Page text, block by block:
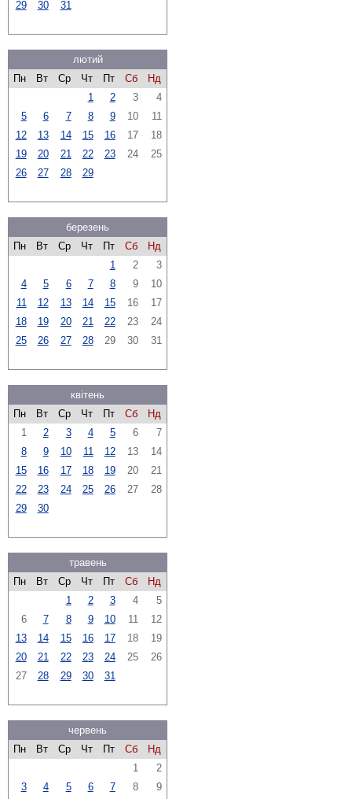
29
30 31
лютий
Пн
Вт Ср Чт Пт Сб
Нд
1
2 3
4
5
6 7 8 9 10
11
12
13 14 15 16 17
18
19
20 21 22 23 24
25
26
27 28 29
березень
Пн
Вт Ср Чт Пт Сб
Нд
1
2
3
4
5 6 7 8 9
10
11
12 13 14 15 16
17
18
19 20 21 22 23
24
25
26 27 28 29 30 31
квітень
Пн
Вт Ср Чт Пт Сб
Нд
1
2 3 4 5 6
7
8
9 10 11 12 13
14
15
16 17 18 19 20
21
22
23 24 25 26 27
28
29
30
травень
Пн
Вт Ср Чт Пт Сб
Нд
1
2 3 4
5
6
7 8 9 10 11
12
13
14 15 16 17 18
19
20
21 22 23 24 25
26
27
28 29 30 31
червень
Пн
Вт Ср Чт Пт Сб
Нд
1
2
3
4 5 6 7 8
9